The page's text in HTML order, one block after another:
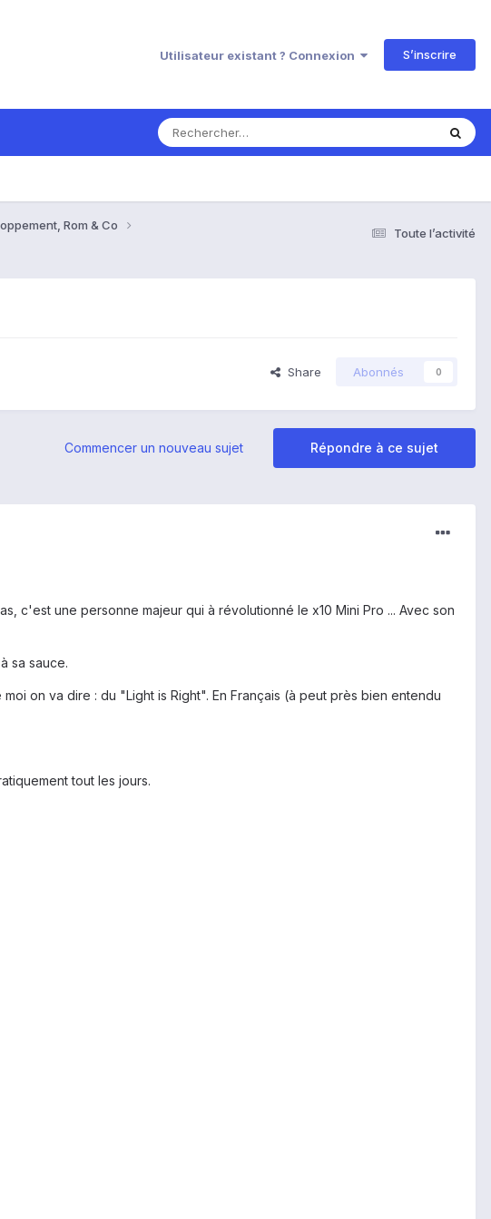
Utilisateur existant ? Connexion S’inscrire
Toute l’activité
Rom & Co
Share Abonnés 0
Répondre à ce sujet
Commencer un nouveau sujet
c'est une personne majeur qui à révolutionné le x10 Mini Pro ... Avec son
sa sauce.
on va dire : du "Light is Right". En Français (à peut près bien entendu
tout les jours.